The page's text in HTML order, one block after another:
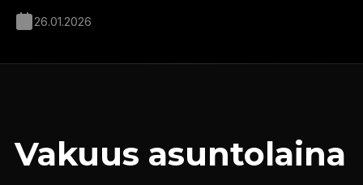
26.01.2026
Vakuus asuntolaina